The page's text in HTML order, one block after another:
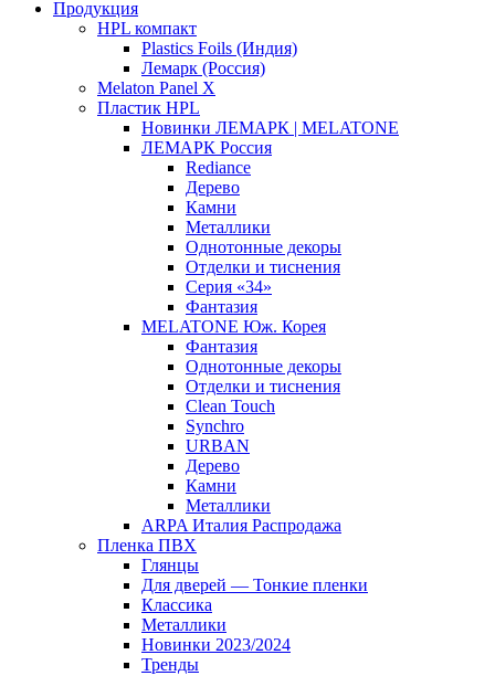
Продукция
HPL компакт
Plastics Foils (Индия)
Лемарк (Россия)
Melaton Panel X
Пластик HPL
Новинки ЛЕМАРК | MELATONE
ЛЕМАРК Россия
Rediance
Дерево
Камни
Металлики
Однотонные декоры
Отделки и тиснения
Серия «34»
Фантазия
MELATONE Юж. Корея
Фантазия
Однотонные декоры
Отделки и тиснения
Clean Touch
Synchro
URBAN
Дерево
Камни
Металлики
ARPA Италия Распродажа
Пленка ПВХ
Глянцы
Для дверей — Тонкие пленки
Классика
Металлики
Новинки 2023/2024
Тренды